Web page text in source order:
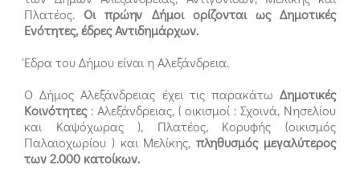
Πλατέος. Οι πρώην Δήμοι ορίζονται ως Δημοτικές
Ενότητες, έδρες Αντιδημάρχων.
Έδρα του Δήμου είναι η Αλεξάνδρεια.
Ο Δήμος Αλεξάνδρειας έχει τις παρακάτω Δημοτικές
Κοινότητες : Αλεξάνδρειας, ( οικισμοί : Σχοινά, Νησελίου
και Καψόχωρας ), Πλατέος, Κορυφής (οικισμός
Παλαιοχωρίου ) και Μελίκης,πληθυσμός μεγαλύτερος
των 2.000 κατοίκων.